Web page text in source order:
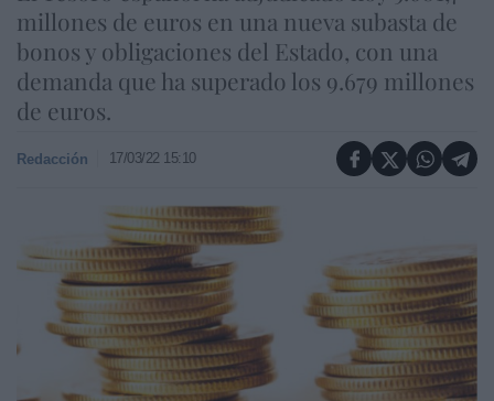
millones de euros en una nueva subasta de
bonos y obligaciones del Estado, con una
demanda que ha superado los 9.679 millones
de euros.
Redacción 17/03/22 15:10